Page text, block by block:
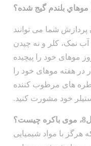
شما می توانند
نمک، کلر و نه چیدن
موهای خود را پیچیده
هفته موهای خود را
های مرطوب کننده
خود مشورت کنید.
هرگز با مواد شیمیایی